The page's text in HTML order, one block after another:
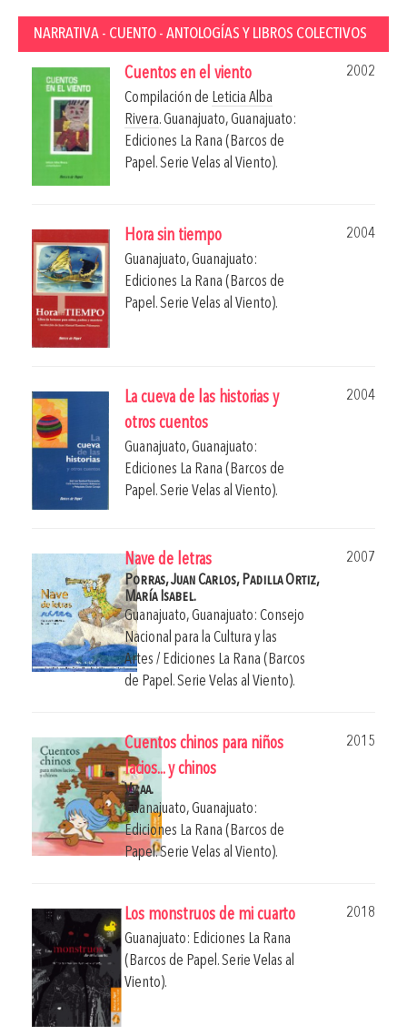
NARRATIVA - CUENTO - ANTOLOGÍAS Y LIBROS COLECTIVOS
Cuentos en el viento
2002
Compilación de Leticia Alba
Rivera.Guanajuato, Guanajuato:
Ediciones La Rana (Barcos de
Papel. Serie Velas al Viento).
Hora sin tiempo
2004
Guanajuato, Guanajuato:
Ediciones La Rana (Barcos de
Papel. Serie Velas al Viento).
La cueva de las historias y
otros cuentos
2004
Guanajuato, Guanajuato:
Ediciones La Rana (Barcos de
Papel. Serie Velas al Viento).
Nave de letras
2007
Porras, Juan Carlos,Padilla Ortiz,
María Isabel.
Guanajuato, Guanajuato: Consejo
Nacional para la Cultura y las
Artes / Ediciones La Rana (Barcos
de Papel. Serie Velas al Viento).
Cuentos chinos para niños
lacios... y chinos
2015
Vv aa.
Guanajuato, Guanajuato:
Ediciones La Rana (Barcos de
Papel. Serie Velas al Viento).
Los monstruos de mi cuarto
2018
Guanajuato: Ediciones La Rana
(Barcos de Papel. Serie Velas al
Viento).